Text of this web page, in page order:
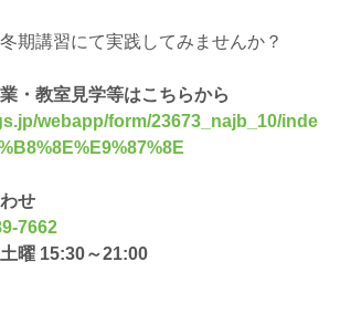
期講習にて実践してみませんか？
・教室見学等はこちらから
webapp/form/23673_najb_10/inde
せ
7662
曜 15:30～21:00